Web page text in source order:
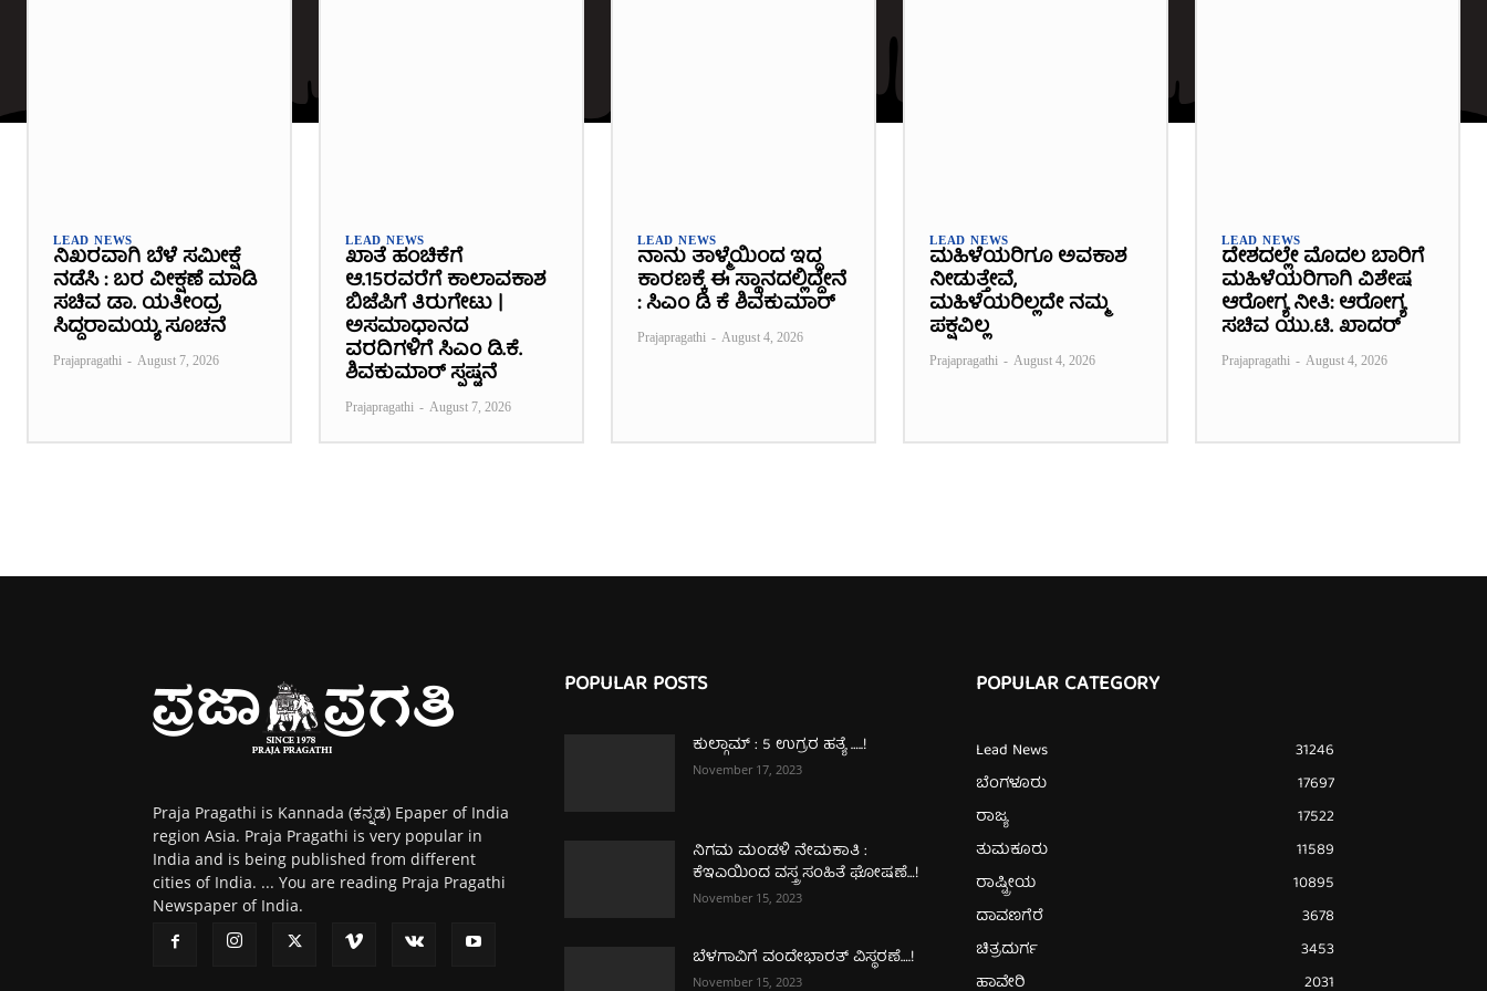
LEAD NEWS
ನಿಖರವಾಗಿ ಬೆಳೆ ಸಮೀಕ್ಷೆ
ನಡೆಸಿ : ಬರ ವೀಕ್ಷಣೆ ಮಾಡಿ
ಸಚಿವ ಡಾ. ಯತೀಂದ್ರ
ಸಿದ್ದರಾಮಯ್ಯ ಸೂಚನೆ
Prajapragathi - August 7, 2026
LEAD NEWS
ಖಾತೆ ಹಂಚಿಕೆಗೆ
ಆ.15ರವರೆಗೆ ಕಾಲಾವಕಾಶ
ಬಿಜೆಪಿಗೆ ತಿರುಗೇಟು |
ಅಸಮಾಧಾನದ
ವರದಿಗಳಿಗೆ ಸಿಎಂ ಡಿ.ಕೆ.
ಶಿವಕುಮಾರ್ ಸ್ಪಷ್ಟನೆ
Prajapragathi - August 7, 2026
LEAD NEWS
ನಾನು ತಾಳ್ಮೆಯಿಂದ ಇದ್ದ
ಕಾರಣಕ್ಕೆ ಈ ಸ್ಥಾನದಲ್ಲಿದ್ದೇನೆ
: ಸಿಎಂ ಡಿ ಕೆ ಶಿವಕುಮಾರ್
Prajapragathi - August 4, 2026
LEAD NEWS
ಮಹಿಳೆಯರಿಗೂ ಅವಕಾಶ
ನೀಡುತ್ತೇವೆ,
ಮಹಿಳೆಯರಿಲ್ಲದೇ ನಮ್ಮ
ಪಕ್ಷವಿಲ್ಲ
Prajapragathi - August 4, 2026
LEAD NEWS
ದೇಶದಲ್ಲೇ ಮೊದಲ ಬಾರಿಗೆ
ಮಹಿಳೆಯರಿಗಾಗಿ ವಿಶೇಷ
ಆರೋಗ್ಯ ನೀತಿ: ಆರೋಗ್ಯ
ಸಚಿವ ಯು.ಟಿ. ಖಾದರ್
Prajapragathi - August 4, 2026
Praja Pragathi is Kannada (ಕನ್ನಡ) Epaper of India
region Asia. Praja Pragathi is very popular in
India and is being published from different
cities of India. ... You are reading Praja Pragathi
Newspaper of India.
POPULAR POSTS
ಕುಲ್ಗಾಮ್‌ : 5 ಉಗ್ರರ ಹತ್ಯೆ …..!
November 17, 2023
ನಿಗಮ ಮಂಡಳಿ ನೇಮಕಾತಿ :
ಕೆಇಎಯಿಂದ ವಸ್ತ್ರ ಸಂಹಿತೆ ಘೋಷಣೆ…!
November 15, 2023
ಬೆಳಗಾವಿಗೆ ವಂದೇಭಾರತ್‌ ವಿಸ್ಥರಣೆ….!
November 15, 2023
POPULAR CATEGORY
Lead News
31246
ಬೆಂಗಳೂರು
17697
ರಾಜ್ಯ
17522
ತುಮಕೂರು
11589
ರಾಷ್ಟ್ರೀಯ
10895
ದಾವಣಗೆರೆ
3678
ಚಿತ್ರದುರ್ಗ
3453
ಹಾವೇರಿ
2031